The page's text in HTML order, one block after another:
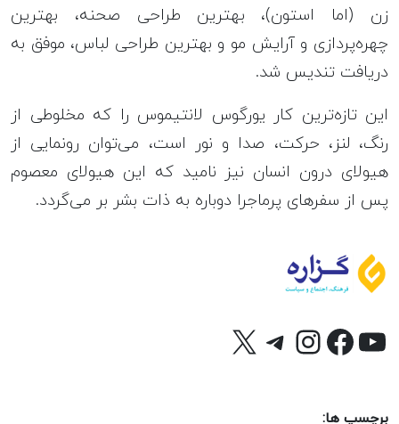
زن (اما استون)، بهترین طراحی صحنه، بهترین
چهره‌پردازی و آرایش مو و بهترین طراحی لباس، موفق به
دریافت تندیس شد.
این تازه‌ترین کار یورگوس لانتیموس را که مخلوطی از
رنگ، لنز، حرکت، صدا و نور است، می‌توان رونمایی از
هیولای درون انسان نیز نامید که این هیولای معصوم
پس از سفرهای پرماجرا دوباره به ذات بشر بر می‌گردد.
یوتیوب
فیس‌بوک
اینستاگرم
تلگرام
X
برچسپ ها: